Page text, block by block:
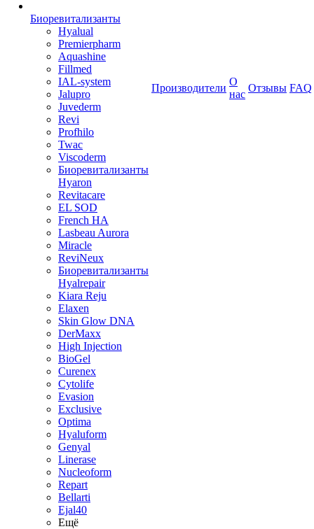
Биоревитализанты
Hyalual
Premierpharm
Aquashine
Fillmed
IAL-system
Jalupro
Juvederm
Revi
Profhilo
Twac
Viscoderm
Биоревитализанты
Hyaron
Revitacare
EL SOD
French HA
Lasbeau Aurora
Miracle
ReviNeux
Биоревитализанты
Hyalrepair
Kiara Reju
Elaxen
Skin Glow DNA
DerMaxx
High Injection
BioGel
Curenex
Cytolife
Evasion
Exclusive
Optima
Hyaluform
Genyal
Linerase
Nucleoform
Repart
Bellarti
Ejal40
Ещё
Производители
О
нас
Отзывы FAQ